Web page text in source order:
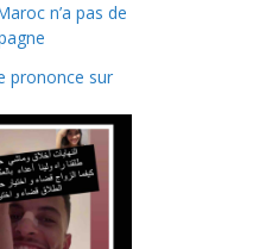
n’a pas de
prononce sur